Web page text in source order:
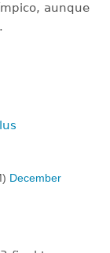
aunque
December